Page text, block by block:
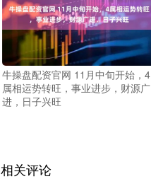
牛操盘配资官网 11月中旬开始，4
属相运势转旺，事业进步，财源广
进，日子兴旺
相关评论